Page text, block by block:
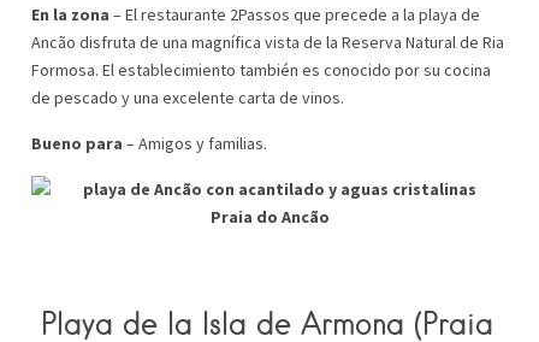
En la zona – El restaurante 2Passos que precede a la playa de
Ancão disfruta de una magnífica vista de la Reserva Natural de Ria
Formosa. El establecimiento también es conocido por su cocina
de pescado y una excelente carta de vinos.
Bueno para – Amigos y familias.
Praia do Ancão
Playa de la Isla de Armona (Praia